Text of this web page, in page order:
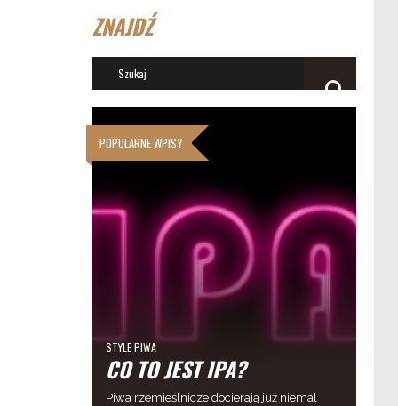
ZNAJDŹ
POPULARNE WPISY
STYLE PIWA
CO TO JEST IPA?
Piwa rzemieślnicze docierają już niemal